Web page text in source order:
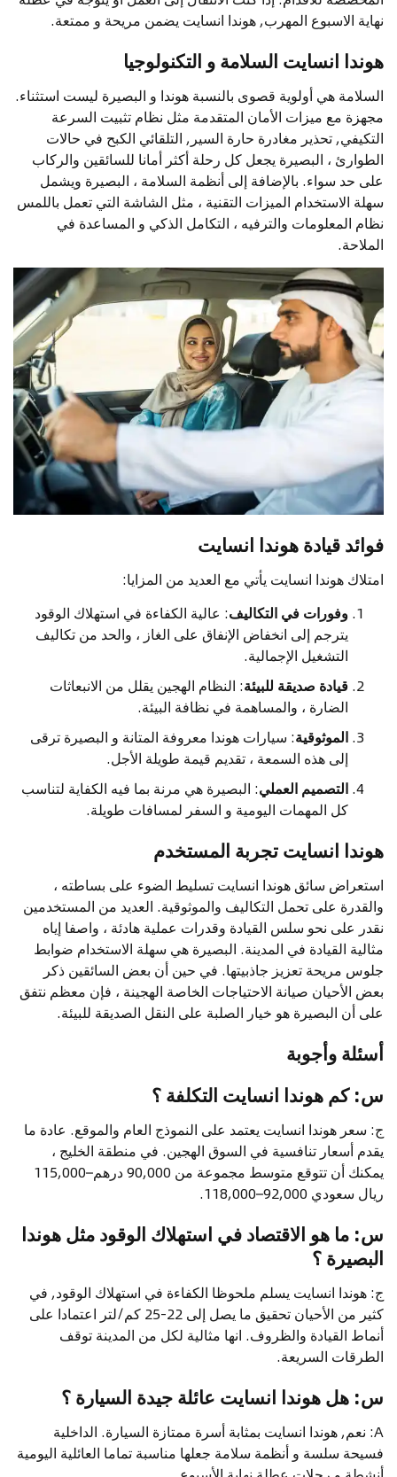
نهاية الاسبوع المهرب, هوندا انسايت يضمن مريحة و ممتعة.
هوندا انسايت السلامة و التكنولوجيا
السلامة هي أولوية قصوى بالنسبة هوندا و البصيرة ليست استثناء.
مجهزة مع ميزات الأمان المتقدمة مثل نظام تثبيت السرعة
التكيفي, تحذير مغادرة حارة السير, التلقائي الكبح في حالات
الطوارئ ، البصيرة يجعل كل رحلة أكثر أمانا للسائقين والركاب
على حد سواء. بالإضافة إلى أنظمة السلامة ، البصيرة ويشمل
سهلة الاستخدام الميزات التقنية ، مثل الشاشة التي تعمل باللمس
نظام المعلومات والترفيه ، التكامل الذكي و المساعدة في
الملاحة.
فوائد قيادة هوندا انسايت
امتلاك هوندا انسايت يأتي مع العديد من المزايا:
وفورات في التكاليف: عالية الكفاءة في استهلاك الوقود
يترجم إلى انخفاض الإنفاق على الغاز ، والحد من تكاليف
التشغيل الإجمالية.
قيادة صديقة للبيئة: النظام الهجين يقلل من الانبعاثات
الضارة ، والمساهمة في نظافة البيئة.
الموثوقية: سيارات هوندا معروفة المتانة و البصيرة ترقى
إلى هذه السمعة ، تقديم قيمة طويلة الأجل.
التصميم العملي: البصيرة هي مرنة بما فيه الكفاية لتناسب
كل المهمات اليومية و السفر لمسافات طويلة.
هوندا انسايت تجربة المستخدم
استعراض سائق هوندا انسايت تسليط الضوء على بساطته ،
والقدرة على تحمل التكاليف والموثوقية. العديد من المستخدمين
نقدر على نحو سلس القيادة وقدرات عملية هادئة ، واصفا إياه
مثالية القيادة في المدينة. البصيرة هي سهلة الاستخدام ضوابط
جلوس مريحة تعزيز جاذبيتها. في حين أن بعض السائقين ذكر
بعض الأحيان صيانة الاحتياجات الخاصة الهجينة ، فإن معظم نتفق
على أن البصيرة هو خيار الصلبة على النقل الصديقة للبيئة.
أسئلة وأجوبة
س: كم هوندا انسايت التكلفة ؟
ج: سعر هوندا انسايت يعتمد على النموذج العام والموقع. عادة ما
يقدم أسعار تنافسية في السوق الهجين. في منطقة الخليج ،
يمكنك أن تتوقع متوسط مجموعة من 90,000 درهم–115,000
ريال سعودي 92,000–118,000.
س: ما هو الاقتصاد في استهلاك الوقود مثل هوندا
البصيرة ؟
ج: هوندا انسايت يسلم ملحوظا الكفاءة في استهلاك الوقود, في
كثير من الأحيان تحقيق ما يصل إلى 22-25 كم/لتر اعتمادا على
أنماط القيادة والظروف. انها مثالية لكل من المدينة توقف
الطرقات السريعة.
س: هل هوندا انسايت عائلة جيدة السيارة ؟
A: نعم, هوندا انسايت بمثابة أسرة ممتازة السيارة. الداخلية
فسيحة سلسة و أنظمة سلامة جعلها مناسبة تماما العائلية اليومية